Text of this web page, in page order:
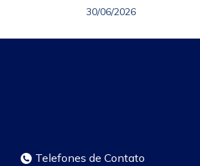
30/06/2026
Telefones de Contato